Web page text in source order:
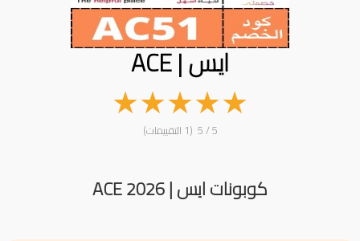
ايس | ACE
★
★
★
★
★ 5 / 5 (1 التقييمات)
كوبونات ايس | ACE 2026